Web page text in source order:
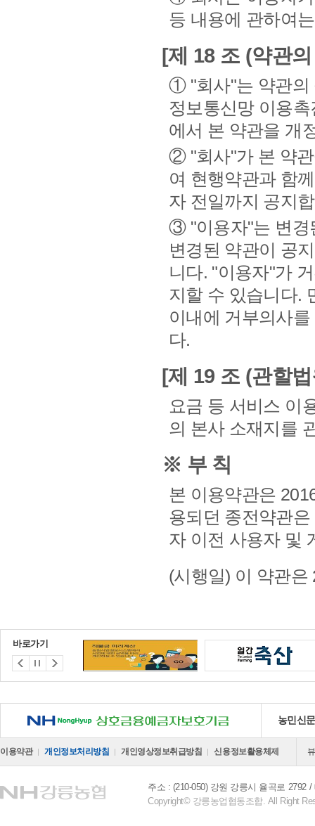
등 내용에 관하여
[제 18 조 (약관
① "회사"는 약관의
정보통신망 이용
에서 본 약관을 개
② "회사"가 본 약
여 현행약관과 함
자 전일까지 공지
③ "이용자"는 변경
변경된 약관이 공
니다. "이용자"가
지할 수 있습니다.
이내에 거부의사
다.
[제 19 조 (관할
요금 등 서비스 이
의 본사 소재지를
※ 부 칙
본 이용약관은
용되던 종전약관
자 이전 사용자 및
(시행일) 이 약관은
바로가기
NH 상호금융예금자보호기금 농민신
이용약관 개인정보처리방침 개인영상정보취급방침 신용정보활용체제
주소 : (210-050) 강원 강릉시 율곡로 2792
Copyright© 강릉농업협동조합. All Right